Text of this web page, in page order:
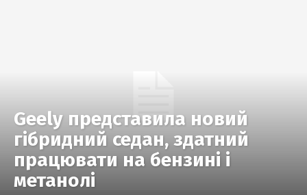
Geely представила новий
гібридний седан, здатний
працювати на бензині і
метанолі